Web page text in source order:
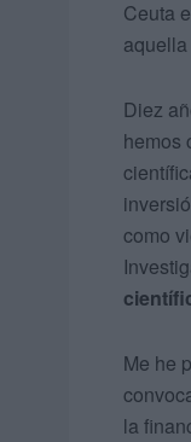
Ceuta
Diez
hemos
como
Me he
la